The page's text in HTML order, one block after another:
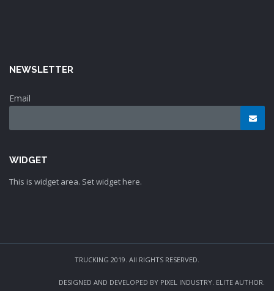
NEWSLETTER
Email
WIDGET
This is widget area. Set widget here.
TRUCKING 2019. All RIGHTS RESERVED.
DESIGNED AND DEVELOPED BY PIXEL INDUSTRY. ELITE AUTHOR.